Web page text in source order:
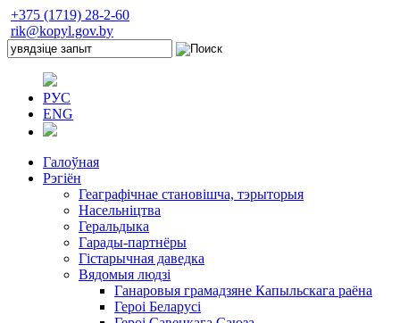
+375 (1719) 28-2-60
rik@kopyl.gov.by
РУС
ENG
Галоўная
Рэгіён
Геаграфічнае становішча, тэрыторыя
Насельніцтва
Геральдыка
Гарады-партнёры
Гістарычная даведка
Вядомыя людзі
Ганаровыя грамадзяне Капыльскага раёна
Героі Беларусі